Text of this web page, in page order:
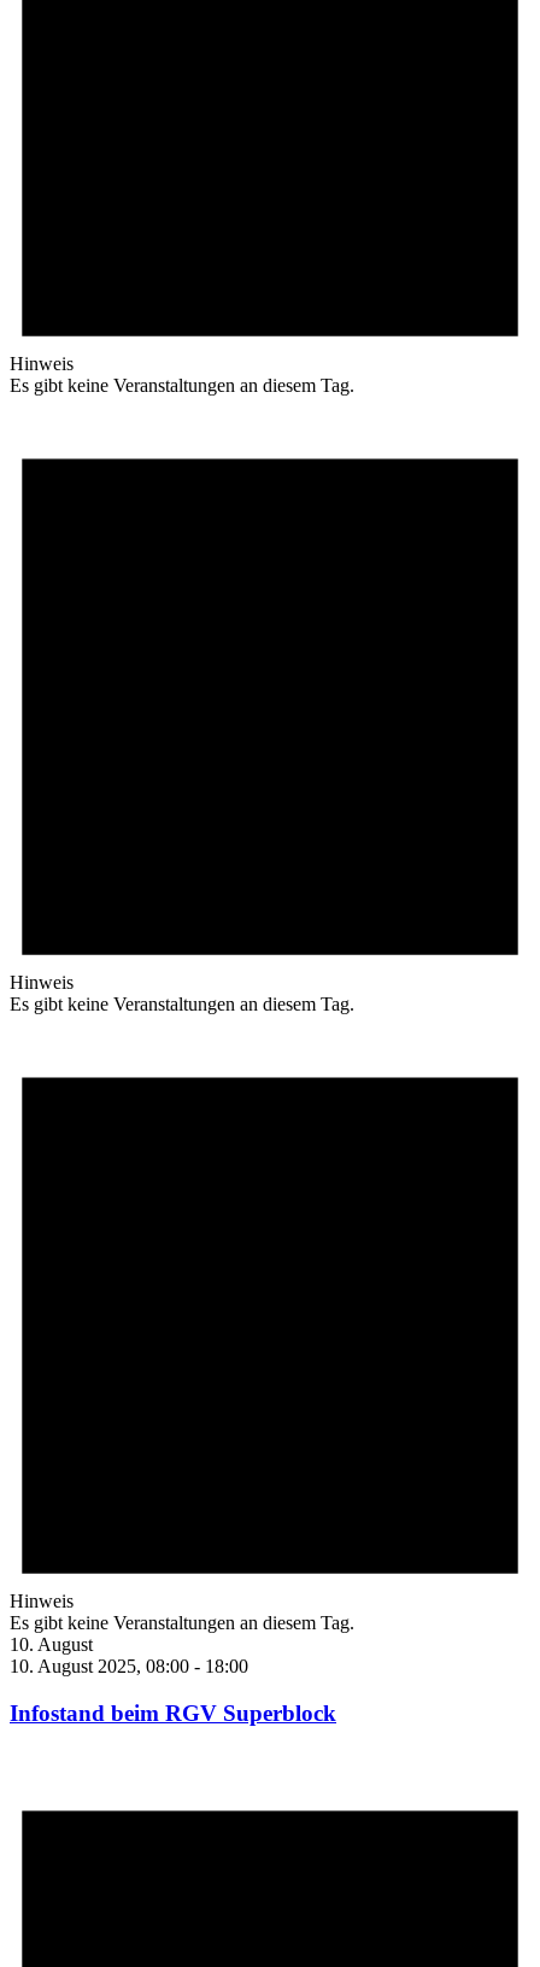
Hinweis
Es gibt keine Veranstaltungen an diesem Tag.
Hinweis
Es gibt keine Veranstaltungen an diesem Tag.
Hinweis
Es gibt keine Veranstaltungen an diesem Tag.
10. August
10. August 2025, 08:00 - 18:00
Infostand beim RGV Superblock